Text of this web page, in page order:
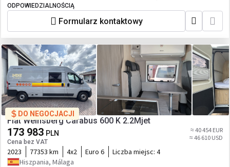
ODPOWIEDZIALNOŚCIĄ
Formularz kontaktowy
DO NEGOCJACJI
Fiat Weinsberg Carabus 600 K 2.2Mjet
173 983 PLN
Cena bez VAT
≈ 40 454 EUR
≈ 46 610 USD
2023 77353 km 4x2 Euro 6 Liczba miejsc: 4
Hiszpania, Málaga